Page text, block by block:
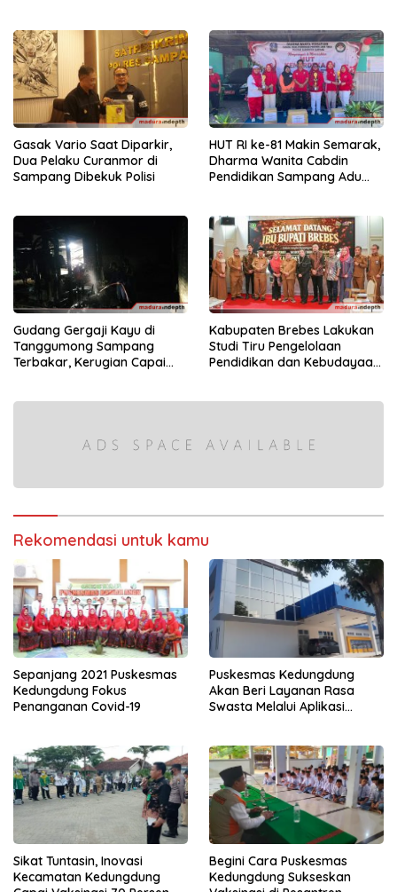
Gasak Vario Saat Diparkir,
Dua Pelaku Curanmor di
Sampang Dibekuk Polisi
HUT RI ke-81 Makin Semarak,
Dharma Wanita Cabdin
Pendidikan Sampang Adu
Gudang Gergaji Kayu di
Tanggumong Sampang
Terbakar, Kerugian Capai
Kabupaten Brebes Lakukan
Studi Tiru Pengelolaan
Pendidikan dan Kebudayaan
Rekomendasi untuk kamu
Sepanjang 2021 Puskesmas
Kedungdung Fokus
Penanganan Covid-19
Puskesmas Kedungdung
Akan Beri Layanan Rasa
Swasta Melalui Aplikasi
Sikat Tuntasin, Inovasi
Kecamatan Kedungdung
Begini Cara Puskesmas
Kedungdung Sukseskan